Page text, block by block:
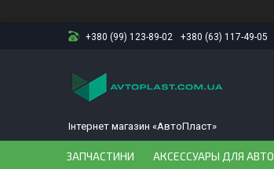
+380 (99) 123-89-02 +380 (63) 117-49-05
Інтернет магазин «АвтоПласт»
ЗАПЧАСТИНИ АКСЕССУАРЫ ДЛЯ АВТО